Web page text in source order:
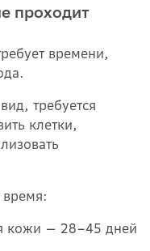
проходит
времени,
требуется
клетки,
время:
кожи — 28–45 дней